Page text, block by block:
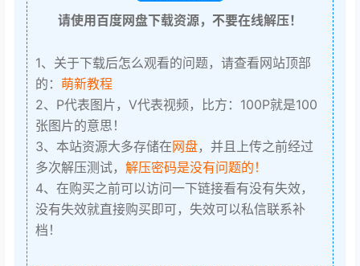
请使用百度网盘下载资源，不要在线解压！
1、关于下载后怎么观看的问题，请查看网站顶部
的： 萌新教程
2、P代表图片，V代表视频，比方：100P就是100
张图片的意思！
3、本站资源大多存储在网盘，并且上传之前经过
多次解压测试， 解压密码是没有问题的！
4、在购买之前可以访问一下链接看有没有失效，
没有失效就直接购买即可，失效可以私信联系补
档！